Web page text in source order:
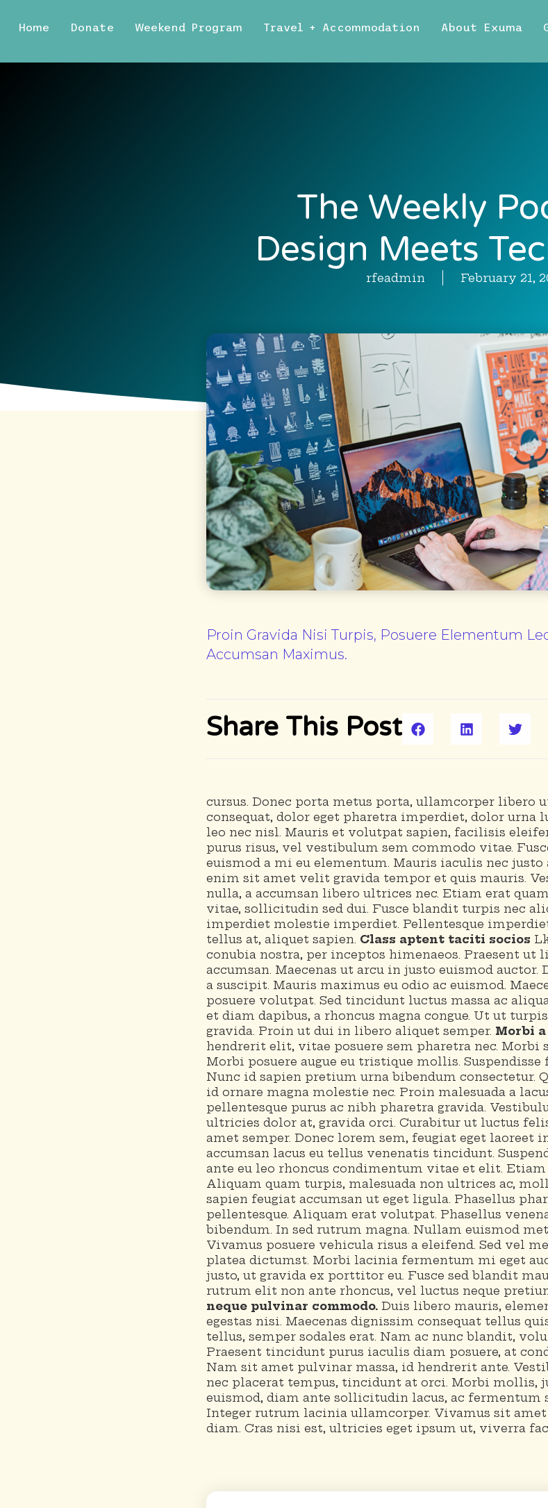
Home Donate Weekend Program Travel + Accommodation About Exuma
The Weekly
Design Meets
rfeadmin February 21,
Proin Gravida Nisi Turpis, Posuere Elementum
Accumsan Maximus.
Share This Post
cursus. Donec porta metus porta, ullamcorper libero
consequat, dolor eget pharetra imperdiet, dolor urna
leo nec nisl. Mauris et volutpat sapien, facilisis
purus risus, vel vestibulum sem commodo vitae.
euismod a mi eu elementum. Mauris iaculis nec justo
enim sit amet velit gravida tempor et quis mauris.
nulla, a accumsan libero ultrices nec. Etiam erat
vitae, sollicitudin sed dui. Fusce blandit turpis nec
imperdiet molestie imperdiet. Pellentesque
tellus at, aliquet sapien. Class aptent taciti socios
conubia nostra, per inceptos himenaeos. Praesent ut
accumsan. Maecenas ut arcu in justo euismod
a suscipit. Mauris maximus eu odio ac euismod.
posuere volutpat. Sed tincidunt luctus massa ac
et diam dapibus, a rhoncus magna congue. Ut ut
gravida. Proin ut dui in libero aliquet semper. Morbi
hendrerit elit, vitae posuere sem pharetra nec. Morbi
Morbi posuere augue eu tristique mollis.
Nunc id sapien pretium urna bibendum consectetur.
id ornare magna molestie nec. Proin malesuada a
pellentesque purus ac nibh pharetra gravida.
ultricies dolor at, gravida orci. Curabitur ut luctus
amet semper. Donec lorem sem, feugiat eget laoreet
accumsan lacus eu tellus venenatis tincidunt.
ante eu leo rhoncus condimentum vitae et elit.
Aliquam quam turpis, malesuada non ultrices ac,
sapien feugiat accumsan ut eget ligula. Phasellus
pellentesque. Aliquam erat volutpat. Phasellus
bibendum. In sed rutrum magna. Nullam euismod
Vivamus posuere vehicula risus a eleifend. Sed vel
platea dictumst. Morbi lacinia fermentum mi eget
justo, ut gravida ex porttitor eu. Fusce sed blandit
rutrum elit non ante rhoncus, vel luctus neque
neque pulvinar commodo. Duis libero mauris,
egestas nisi. Maecenas dignissim consequat tellus
tellus, semper sodales erat. Nam ac nunc blandit,
Praesent tincidunt purus iaculis diam posuere, at
Nam sit amet pulvinar massa, id hendrerit ante.
nec placerat tempus, tincidunt at orci. Morbi mollis,
euismod, diam ante sollicitudin lacus, ac fermentum
Integer rutrum lacinia ullamcorper. Vivamus sit amet
diam. Cras nisi est, ultricies eget ipsum ut, viverra